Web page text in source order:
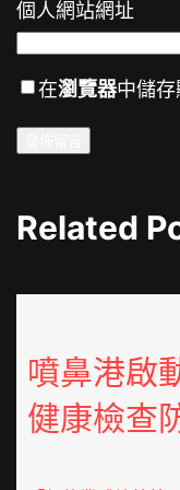
個人網站網址
在瀏覽器中儲
Related
噴鼻港啟
健康檢查